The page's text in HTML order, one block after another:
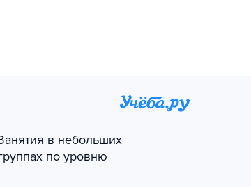
в небольших
по уровню